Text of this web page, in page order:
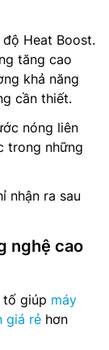
Heat Boost.
tăng cao
khả năng
cần thiết.
nóng liên
trong những
nhận ra sau
nghệ cao
tố giúp máy
giá rẻ hơn